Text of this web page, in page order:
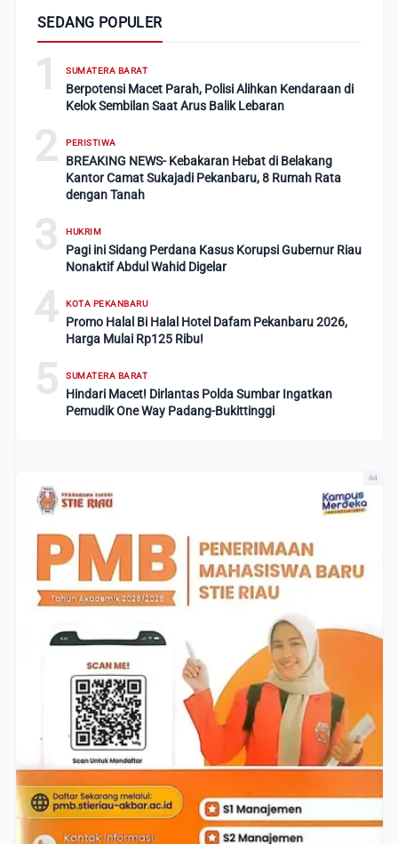
SEDANG POPULER
1 SUMATERA BARAT
Berpotensi Macet Parah, Polisi Alihkan Kendaraan di
Kelok Sembilan Saat Arus Balik Lebaran
2 PERISTIWA
BREAKING NEWS- Kebakaran Hebat di Belakang
Kantor Camat Sukajadi Pekanbaru, 8 Rumah Rata
dengan Tanah
3 HUKRIM
Pagi ini Sidang Perdana Kasus Korupsi Gubernur Riau
Nonaktif Abdul Wahid Digelar
4 KOTA PEKANBARU
Promo Halal Bi Halal Hotel Dafam Pekanbaru 2026,
Harga Mulai Rp125 Ribu!
5 SUMATERA BARAT
Hindari Macet! Dirlantas Polda Sumbar Ingatkan
Pemudik One Way Padang-Bukittinggi
Ad